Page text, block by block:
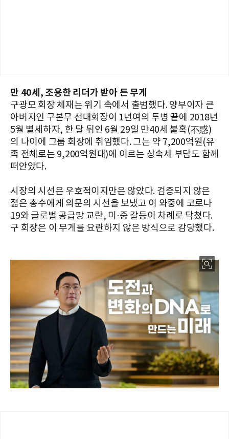
만 40세, 조용한 리더가 받아 든 무게
구광모 회장 체재는 위기 속에서 출범했다. 양부이자 큰
아버지인 구본무 선대회장이 1년여의 투병 끝에 2018년
5월 별세하자, 한 달 뒤인 6월 29일 만40세 불혹(不惑)
의 나이에 그룹 회장에 취임했다. 그는 약 7,200억원(유
족 전체로는 9,200억원대)에 이르는 상속세 부담도 함께
떠안았다.
시장의 시선은 우호적이지만은 않았다. 검증되지 않은
젊은 총수에게 의문의 시선을 보냈고 이 와중에 코로나
19와 글로벌 공급망 교란, 미·중 갈등이 차례로 닥쳤다.
구 회장은 이 무게를 요란하지 않은 방식으로 감당했다.